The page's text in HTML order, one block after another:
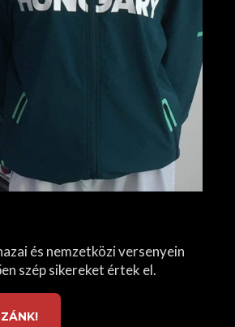
és nemzetközi versenyein
szép sikereket értek el.